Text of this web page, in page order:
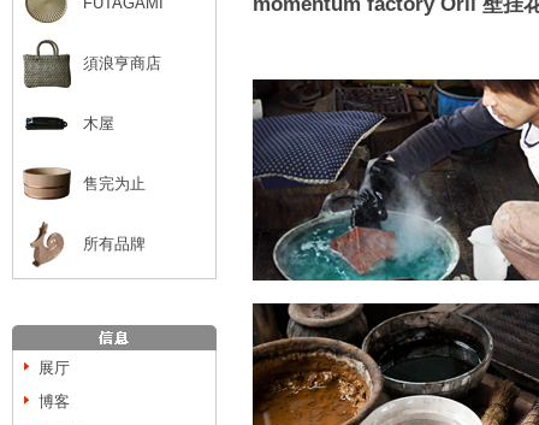
須浪亨商店
木屋
售完为止
所有品牌
展厅
博客
momentum factory Orii 壁挂